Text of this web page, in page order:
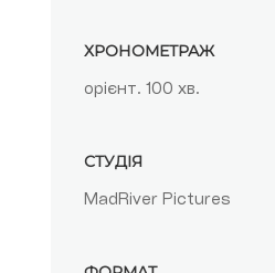
ХРОНОМЕТРАЖ
орієнт. 100 хв.
СТУДІЯ
MadRiver Pictures